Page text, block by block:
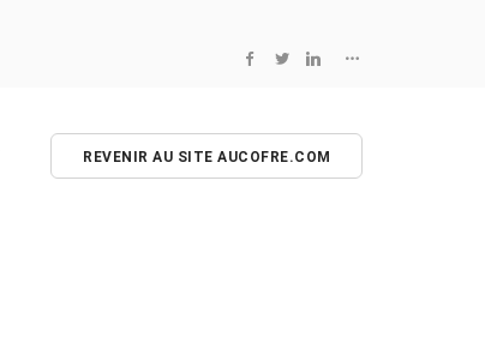
REVENIR AU SITE AUCOFRE.COM